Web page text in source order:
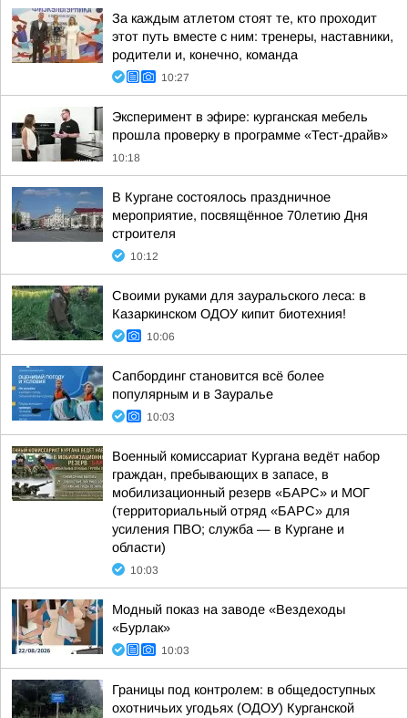
За каждым атлетом стоят те, кто проходит
этот путь вместе с ним: тренеры, наставники,
родители и, конечно, команда
10:27
Эксперимент в эфире: курганская мебель
прошла проверку в программе «Тест-драйв»
10:18
В Кургане состоялось праздничное
мероприятие, посвящённое 70летию Дня
строителя
10:12
Своими руками для зауральского леса: в
Казаркинском ОДОУ кипит биотехния!
10:06
Сапбординг становится всё более
популярным и в Зауралье
10:03
Военный комиссариат Кургана ведёт набор
граждан, пребывающих в запасе, в
мобилизационный резерв «БАРС» и МОГ
(территориальный отряд «БАРС» для
усиления ПВО; служба — в Кургане и
области)
10:03
Модный показ на заводе «Вездеходы
«Бурлак»
10:03
Границы под контролем: в общедоступных
охотничьих угодьях (ОДОУ) Курганской